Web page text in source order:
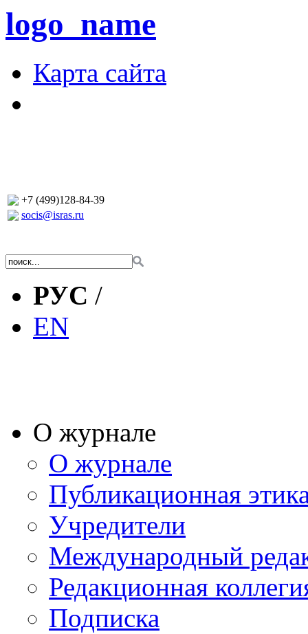
logo_name
Карта сайта
+7 (499)128-84-39
socis@isras.ru
РУС /
EN
О журнале
О журнале
Публикационная
Учредители
Международный
Редакционная
Подписка